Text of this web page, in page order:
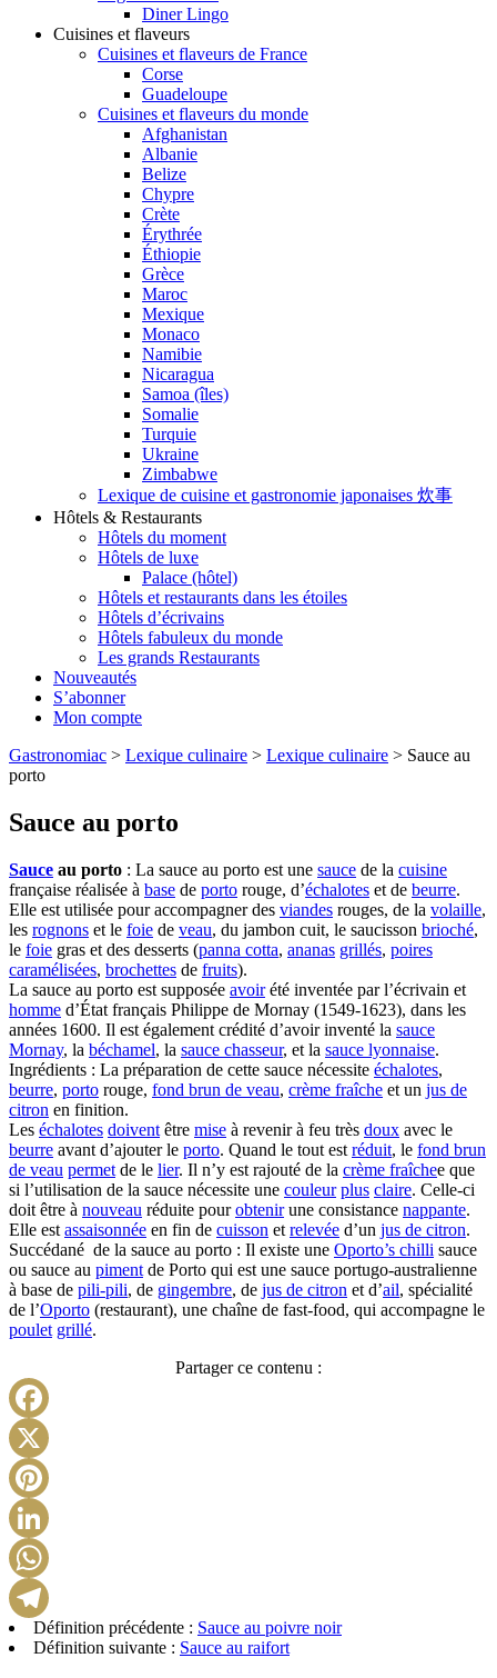
Diner Lingo
Cuisines et flaveurs
Cuisines et flaveurs de France
Corse
Guadeloupe
Cuisines et flaveurs du monde
Afghanistan
Albanie
Belize
Chypre
Crète
Érythrée
Éthiopie
Grèce
Maroc
Mexique
Monaco
Namibie
Nicaragua
Samoa (îles)
Somalie
Turquie
Ukraine
Zimbabwe
Lexique de cuisine et gastronomie japonaises 炊事
Hôtels & Restaurants
Hôtels du moment
Hôtels de luxe
Palace (hôtel)
Hôtels et restaurants dans les étoiles
Hôtels d’écrivains
Hôtels fabuleux du monde
Les grands Restaurants
Nouveautés
S’abonner
Mon compte
Gastronomiac > Lexique culinaire > Lexique culinaire > Sauce au
porto
Sauce au porto
Sauce au porto : La sauce au porto est une sauce de la cuisine
française réalisée à base de porto rouge, d’échalotes et de beurre.
Elle est utilisée pour accompagner des viandes rouges, de la volaille,
les rognons et le foie de veau, du jambon cuit, le saucisson brioché,
le foie gras et des desserts (panna cotta, ananas grillés, poires
caramélisées, brochettes de fruits).
La sauce au porto est supposée avoirété inventée par l’écrivain et
homme d’État français Philippe de Mornay (1549-1623), dans les
années 1600. Il est également crédité d’avoir inventé la sauce
Mornay, la béchamel, la sauce chasseur, et la sauce lyonnaise.
Ingrédients : La préparation de cette sauce nécessite échalotes,
beurre, porto rouge, fond brun de veau, crème fraîche et un jus de
citron en finition.
Les échalotes doivent être mise à revenir à feu très doux avec le
beurre avant d’ajouter le porto. Quand le tout est réduit, le fond brun
de veau permet de le lier. Il n’y est rajouté de la crème fraîchee que
si l’utilisation de la sauce nécessite une couleur plus claire. Celle-ci
doit être à nouveau réduite pourobtenirune consistance nappante.
Elle est assaisonnée en fin de cuisson et relevée d’un jus de citron.
Succédané de la sauce au porto : Il existe une Oporto’s chilli sauce
ou sauce au piment de Porto qui est une sauce portugo-australienne
à base de pili-pili, de gingembre, de jus de citron et d’ail, spécialité
de l’Oporto (restaurant), une chaîne de fast-food, qui accompagne le
poulet grillé.
Partager ce contenu :
Telegram
Définition précédente : Sauce au poivre noir
Définition suivante : Sauce au raifort